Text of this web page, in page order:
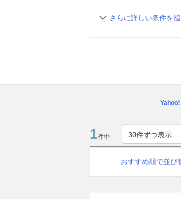
さらに詳しい条件を
1件中
おすすめ順で並び